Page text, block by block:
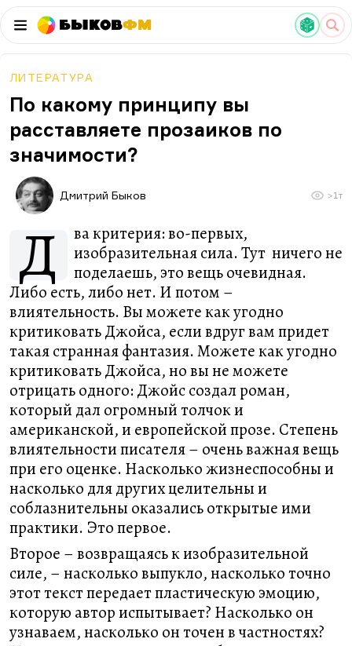
БыковФМ
ЛИТЕРАТУРА
По какому принципу вы
расставляете прозаиков по
значимости?
Дмитрий Быков >1т
Д
ва критерия: во-первых,
изобразительная сила. Тут ничего не
поделаешь, это вещь очевидная.
Либо есть, либо нет. И потом –
влиятельность. Вы можете как угодно
критиковать Джойса, если вдруг вам придет
такая странная фантазия. Можете как угодно
критиковать Джойса, но вы не можете
отрицать одного: Джойс создал роман,
который дал огромный толчок и
американской, и европейской прозе. Степень
влиятельности писателя – очень важная вещь
при его оценке. Насколько жизнеспособны и
насколько для других целительны и
соблазнительны оказались открытые ими
практики. Это первое.
Второе – возвращаясь к изобразительной
силе, – насколько выпукло, насколько точно
этот текст передает пластическую эмоцию,
которую автор испытывает? Насколько он
узнаваем, насколько он точен в частностях?